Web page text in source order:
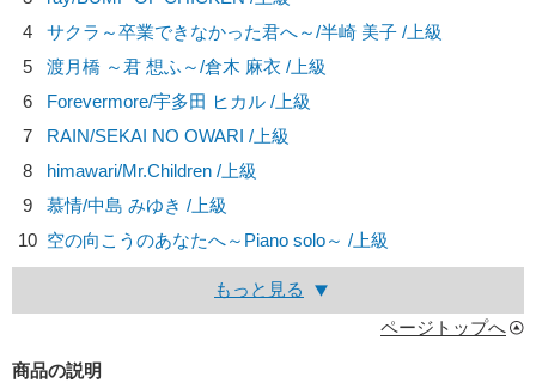
4
サクラ～卒業できなかった君へ～/半崎 美子 /上級
5
渡月橋 ～君 想ふ～/倉木 麻衣 /上級
6
Forevermore/宇多田 ヒカル /上級
7
RAIN/SEKAI NO OWARI /上級
8
himawari/Mr.Children /上級
9
慕情/中島 みゆき /上級
10 空の向こうのあなたへ～Piano solo～ /上級
もっと見る
ページトップへ
商品の説明